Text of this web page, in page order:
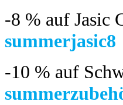
-8 % auf Jasic
summerjasic8
-10 % auf